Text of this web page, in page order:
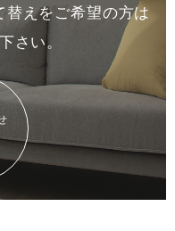
替えをご希望の方は
さい。